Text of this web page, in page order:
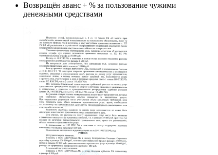
Возвращён аванс + % за пользование чужими
денежными средствами